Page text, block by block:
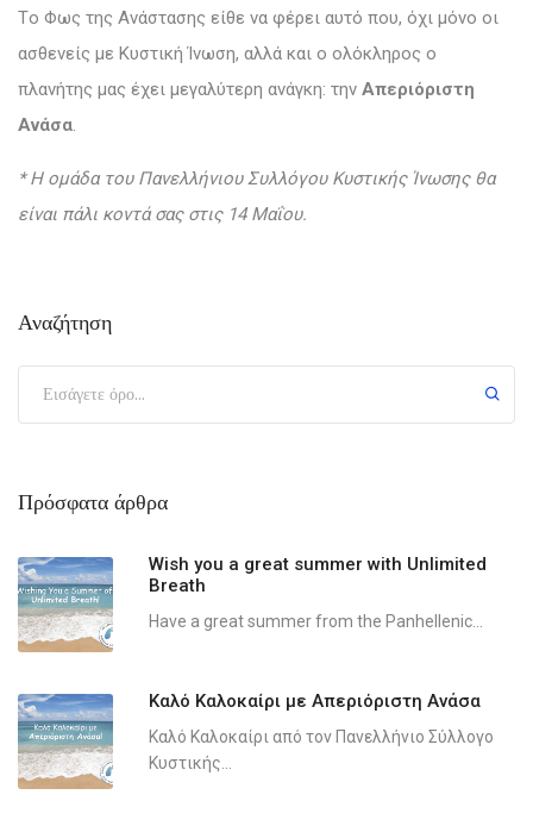
Tο Φως της Ανάστασης είθε να φέρει αυτό που, όχι μόνο οι
ασθενείς με Κυστική Ίνωση, αλλά και ο ολόκληρος ο
πλανήτης μας έχει μεγαλύτερη ανάγκη: την Απεριόριστη
Ανάσα.
* Η ομάδα του Πανελλήνιου Συλλόγου Κυστικής Ίνωσης θα
είναι πάλι κοντά σας στις 14 Μαΐου.
Αναζήτηση
Πρόσφατα άρθρα
Wish you a great summer with Unlimited
Breath
Have a great summer from the Panhellenic...
Καλό Καλοκαίρι με Απεριόριστη Ανάσα
Καλό Καλοκαίρι από τον Πανελλήνιο Σύλλογο
Κυστικής...